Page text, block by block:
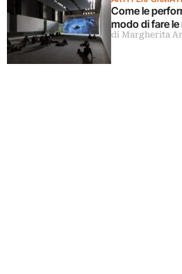
Come le
modo di fare
di Margherita